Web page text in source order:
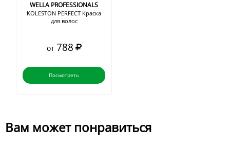
WELLA PROFESSIONALS
KOLESTON PERFECT Краска
для волос
от 788
Посмотреть
Вам может понравиться